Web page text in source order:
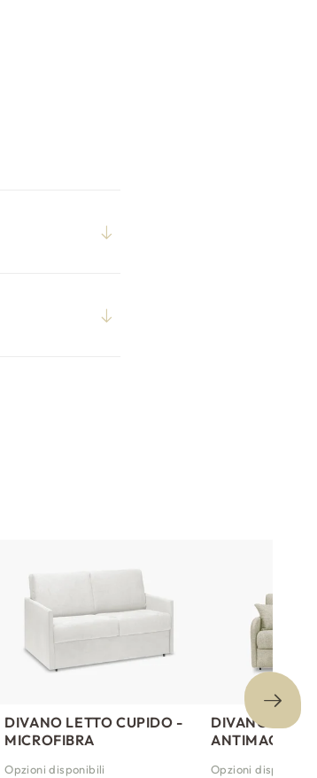
DIVANO LETTO CUPIDO -
MICROFIBRA
Opzioni disponibili
DIVANO
ANTIMACCHIA
Opzioni disponibili